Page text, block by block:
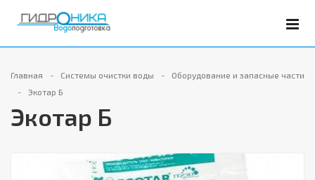
Главная Системы очистки воды
Оборудование и запасные части
Экотар Б
Экотар Б